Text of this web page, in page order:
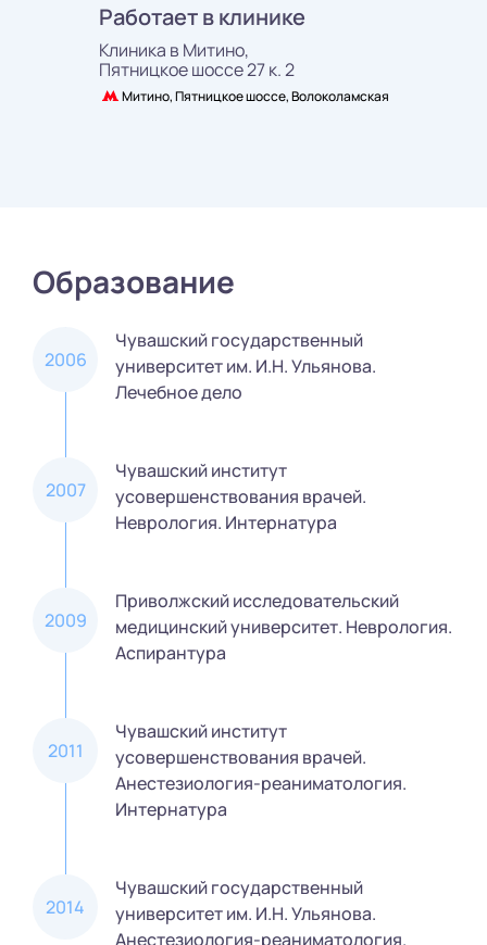
Работает в клинике
Клиника в Митино,
Пятницкое шоссе 27 к. 2
Митино, Пятницкое шоссе, Волоколамская
Образование
2006
Чувашский государственный
университет им. И.Н. Ульянова.
Лечебное дело
2007
Чувашский институт
усовершенствования врачей.
Неврология. Интернатура
2009
Приволжский исследовательский
медицинский университет. Неврология.
Аспирантура
2011
Чувашский институт
усовершенствования врачей.
Анестезиология-реаниматология.
Интернатура
2014
Чувашский государственный
университет им. И.Н. Ульянова.
Анестезиология-реаниматология.